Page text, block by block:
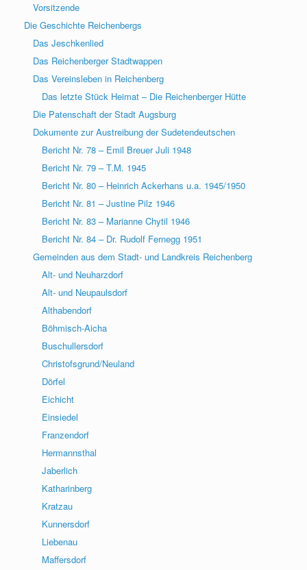
Vorsitzende
Die Geschichte Reichenbergs
Das Jeschkenlied
Das Reichenberger Stadtwappen
Das Vereinsleben in Reichenberg
Das letzte Stück Heimat – Die Reichenberger Hütte
Die Patenschaft der Stadt Augsburg
Dokumente zur Austreibung der Sudetendeutschen
Bericht Nr. 78 – Emil Breuer Juli 1948
Bericht Nr. 79 – T.M. 1945
Bericht Nr. 80 – Heinrich Ackerhans u.a. 1945/1950
Bericht Nr. 81 – Justine Pilz 1946
Bericht Nr. 83 – Marianne Chytil 1946
Bericht Nr. 84 – Dr. Rudolf Fernegg 1951
Gemeinden aus dem Stadt- und Landkreis Reichenberg
Alt- und Neuharzdorf
Alt- und Neupaulsdorf
Althabendorf
Böhmisch-Aicha
Buschullersdorf
Christofsgrund/Neuland
Dörfel
Eichicht
Einsiedel
Franzendorf
Hermannsthal
Jaberlich
Katharinberg
Kratzau
Kunnersdorf
Liebenau
Maffersdorf